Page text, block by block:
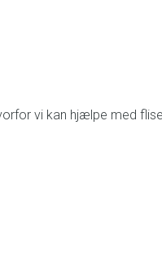
vi kan hjælpe med